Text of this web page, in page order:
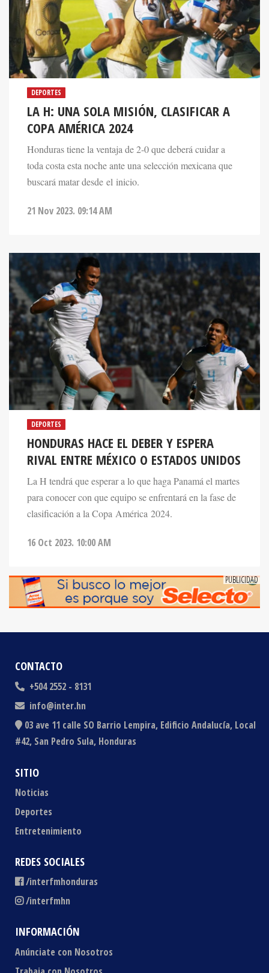
DEPORTES
LA H: UNA SOLA MISIÓN, CLASIFICAR A
COPA AMÉRICA 2024
Honduras tiene la ventaja de 2-0 que deberá cuidar a
toda costa esta noche ante una selección mexicana que
buscará matar desde el inicio.
DEPORTES
HONDURAS HACE EL DEBER Y ESPERA
RIVAL ENTRE MÉXICO O ESTADOS UNIDOS
La H tendrá que esperar a lo que haga Panamá el martes
para conocer con que equipo se enfrentará en la fase de
clasificación a la Copa América 2024.
CONTACTO
+504 2552 - 8131
info@inter.hn
03 ave 11 calle SO Barrio Lempira, Edificio Andalucía, Local
#42, San Pedro Sula, Honduras
SITIO
Noticias
Deportes
Entretenimiento
REDES SOCIALES
/interfmhonduras
/interfmhn
INFORMACIÓN
Anúnciate con Nosotros